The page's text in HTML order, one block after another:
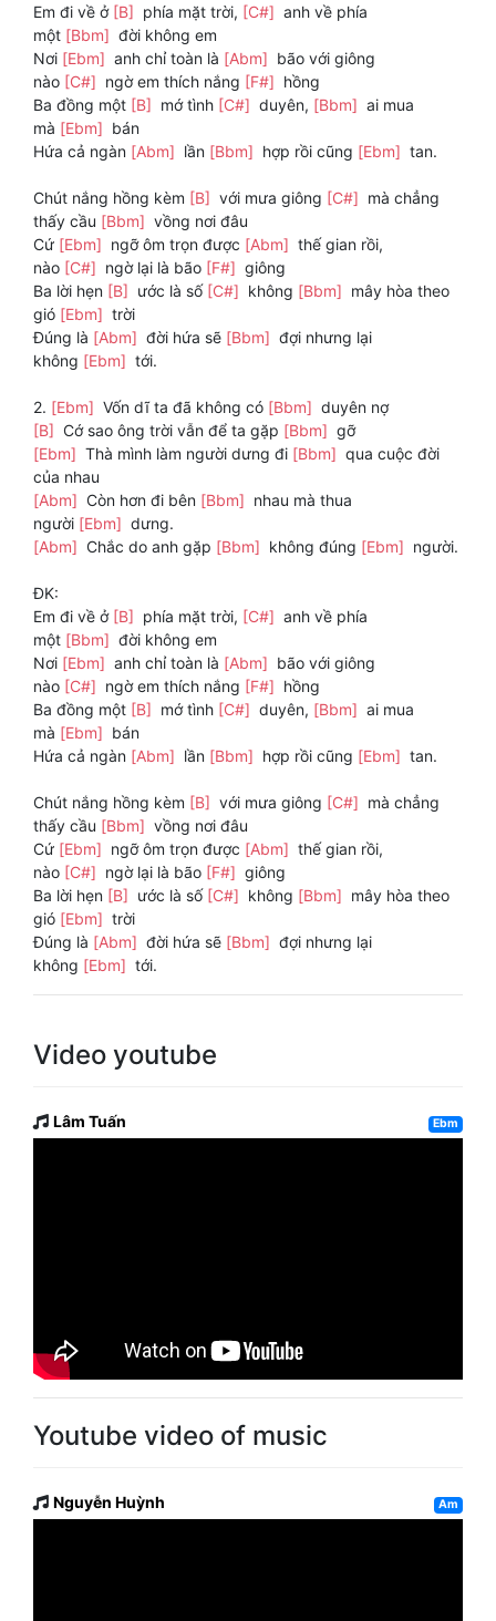
Em đi về ở [B] phía mặt trời, [C#] anh về phía
một [Bbm] đời không em
Nơi [Ebm] anh chỉ toàn là [Abm] bão với giông
nào [C#] ngờ em thích nắng [F#] hồng
Ba đồng một [B] mớ tình [C#] duyên, [Bbm] ai mua
mà [Ebm] bán
Hứa cả ngàn [Abm] lần [Bbm] hợp rồi cũng [Ebm] tan.
Chút nắng hồng kèm [B] với mưa giông [C#] mà chẳng
thấy cầu [Bbm] vồng nơi đâu
Cứ [Ebm] ngỡ ôm trọn được [Abm] thế gian rồi,
nào [C#] ngờ lại là bão [F#] giông
Ba lời hẹn [B] ước là số [C#] không [Bbm] mây hòa theo
gió [Ebm] trời
Đúng là [Abm] đời hứa sẽ [Bbm] đợi nhưng lại
không [Ebm] tới.
2. [Ebm] Vốn dĩ ta đã không có [Bbm] duyên nợ
[B] Cớ sao ông trời vẫn để ta gặp [Bbm] gỡ
[Ebm] Thà mình làm người dưng đi [Bbm] qua cuộc đời
của nhau
[Abm] Còn hơn đi bên [Bbm] nhau mà thua
người [Ebm] dưng.
[Abm] Chắc do anh gặp [Bbm] không đúng [Ebm] người.
ĐK:
Em đi về ở [B] phía mặt trời, [C#] anh về phía
một [Bbm] đời không em
Nơi [Ebm] anh chỉ toàn là [Abm] bão với giông
nào [C#] ngờ em thích nắng [F#] hồng
Ba đồng một [B] mớ tình [C#] duyên, [Bbm] ai mua
mà [Ebm] bán
Hứa cả ngàn [Abm] lần [Bbm] hợp rồi cũng [Ebm] tan.
Chút nắng hồng kèm [B] với mưa giông [C#] mà chẳng
thấy cầu [Bbm] vồng nơi đâu
Cứ [Ebm] ngỡ ôm trọn được [Abm] thế gian rồi,
nào [C#] ngờ lại là bão [F#] giông
Ba lời hẹn [B] ước là số [C#] không [Bbm] mây hòa theo
gió [Ebm] trời
Đúng là [Abm] đời hứa sẽ [Bbm] đợi nhưng lại
không [Ebm] tới.
Video youtube
Lâm Tuấn Ebm
Youtube video of music
Nguyễn Huỳnh Am